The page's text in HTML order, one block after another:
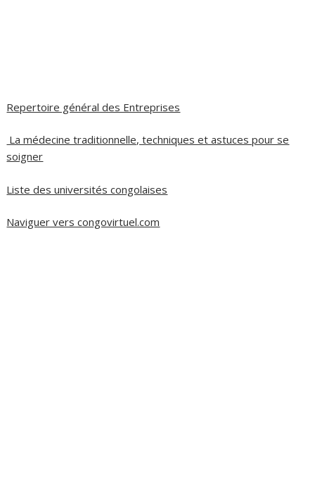
Repertoire général des Entreprises
La médecine traditionnelle, techniques et astuces pour se
soigner
Liste des universités congolaises
Naviguer vers congovirtuel.com